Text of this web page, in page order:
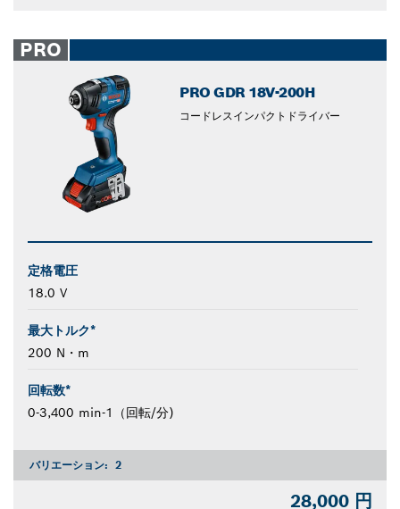
PRO
PRO GDR 18V-200H
コードレスインパクトドライバー
定格電圧
18.0 V
最大トルク*
200 N・m
回転数*
0-3,400 min-1（回転/分)
バリエーション: 2
28,000 円